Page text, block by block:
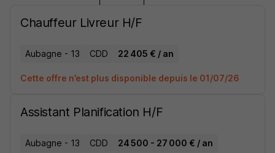
Chauffeur Livreur H/F
Aubagne - 13 CDD 22 405 € / an
Cette offre n’est plus disponible depuis le 01/07/26
Assistant Planification H/F
Aubagne - 13 CDD 24 500 - 27 000 € / an